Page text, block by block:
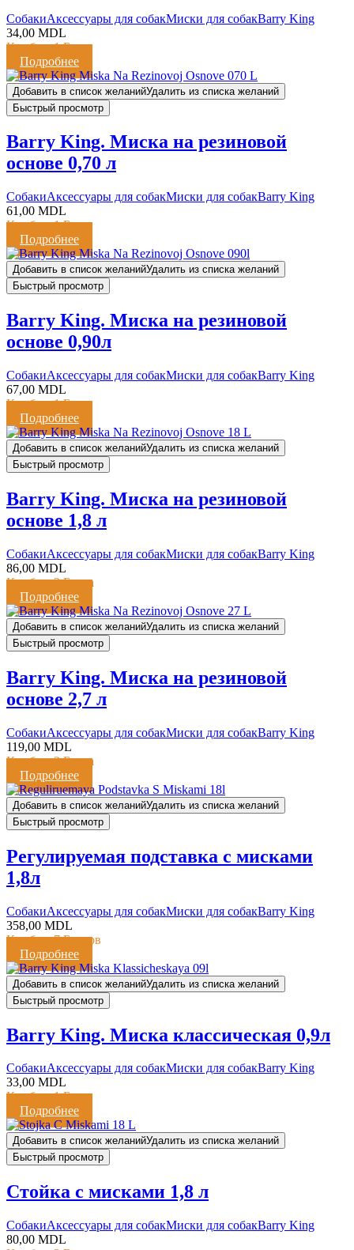
CобакиАксессуары для собакМиски для собакBarry King
34,00 MDL
Кешбэк:1 Балл
Подробнее
Добавить в список желанийУдалить из списка желаний
Быстрый просмотр
Barry King. Миска на резиновой
основе 0,70 л
CобакиАксессуары для собакМиски для собакBarry King
61,00 MDL
Кешбэк:1 Балл
Подробнее
Добавить в список желанийУдалить из списка желаний
Быстрый просмотр
Barry King. Миска на резиновой
основе 0,90л
CобакиАксессуары для собакМиски для собакBarry King
67,00 MDL
Кешбэк:1 Балл
Подробнее
Добавить в список желанийУдалить из списка желаний
Быстрый просмотр
Barry King. Миска на резиновой
основе 1,8 л
CобакиАксессуары для собакМиски для собакBarry King
86,00 MDL
Кешбэк:2 Балла
Подробнее
Добавить в список желанийУдалить из списка желаний
Быстрый просмотр
Barry King. Миска на резиновой
основе 2,7 л
CобакиАксессуары для собакМиски для собакBarry King
119,00 MDL
Кешбэк:2 Балла
Подробнее
Добавить в список желанийУдалить из списка желаний
Быстрый просмотр
Регулируемая подставка с мисками
1,8л
CобакиАксессуары для собакМиски для собакBarry King
358,00 MDL
Кешбэк:7 Баллов
Подробнее
Добавить в список желанийУдалить из списка желаний
Быстрый просмотр
Barry King. Миска классическая 0,9л
CобакиАксессуары для собакМиски для собакBarry King
33,00 MDL
Кешбэк:1 Балл
Подробнее
Добавить в список желанийУдалить из списка желаний
Быстрый просмотр
Стойка c мисками 1,8 л
CобакиАксессуары для собакМиски для собакBarry King
80,00 MDL